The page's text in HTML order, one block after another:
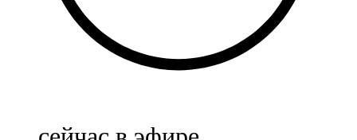
107,5 FM
Биләр
Болгар